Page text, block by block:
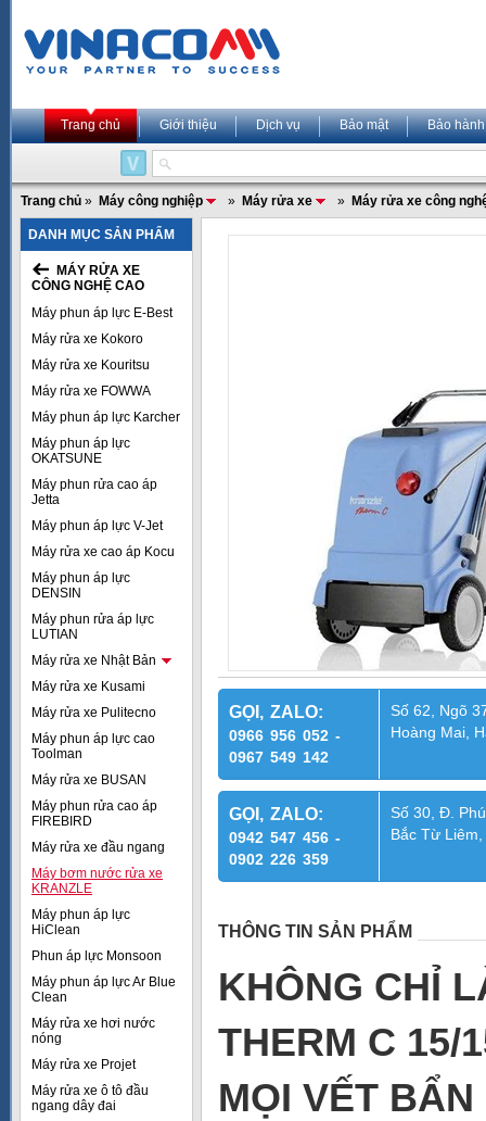
Trang chủ Giới thiệu Dịch vụ Bảo mật Bảo hành
Trang chủ » Máy công nghiệp » Máy rửa xe » Máy rửa xe công
DANH MỤC SẢN PHẨM
MÁY RỬA XE
CÔNG NGHỆ CAO
Máy phun áp lực E-Best
Máy rửa xe Kokoro
Máy rửa xe Kouritsu
Máy rửa xe FOWWA
Máy phun áp lực Karcher
Máy phun áp lực
OKATSUNE
Máy phun rửa cao áp
Jetta
Máy phun áp lực V-Jet
Máy rửa xe cao áp Kocu
Máy phun áp lực
DENSIN
Máy phun rửa áp lực
LUTIAN
Máy rửa xe Nhật Bản
Máy rửa xe Kusami
Máy rửa xe Pulitecno
Máy phun áp lực cao
Toolman
Máy rửa xe BUSAN
Máy phun rửa cao áp
FIREBIRD
Máy rửa xe đầu ngang
Máy bơm nước rửa xe
KRANZLE
Máy phun áp lực
HiClean
Phun áp lực Monsoon
Máy phun áp lực Ar Blue
Clean
Máy rửa xe hơi nước
nóng
Máy rửa xe Projet
Máy rửa xe ô tô đầu
ngang dây đai
GỌI, ZALO:
0966 956 052 -
0967 549 142
Số 62, Ngõ
Hoàng Mai,
GỌI, ZALO:
0942 547 456 -
0902 226 359
Số 30, Đ.
Bắc Từ
THÔNG TIN SẢN PHẨM
KHÔNG CHỈ
THERM C 15/
MỌI VẾT